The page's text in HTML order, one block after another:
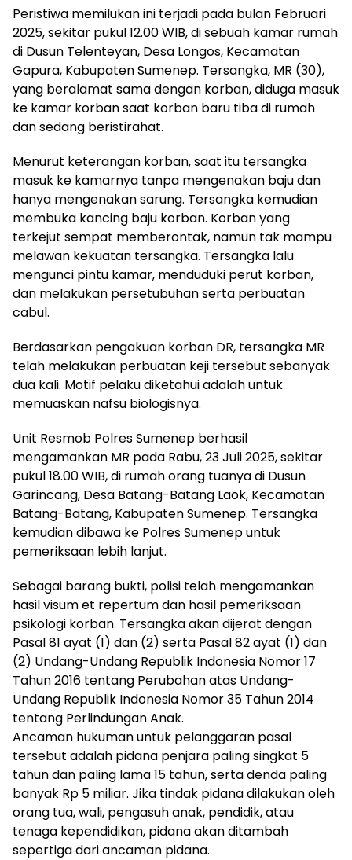
Peristiwa memilukan ini terjadi pada bulan Februari
2025, sekitar pukul 12.00 WIB, di sebuah kamar rumah
di Dusun Telenteyan, Desa Longos, Kecamatan
Gapura, Kabupaten Sumenep. Tersangka, MR (30),
yang beralamat sama dengan korban, diduga masuk
ke kamar korban saat korban baru tiba di rumah
dan sedang beristirahat.
Menurut keterangan korban, saat itu tersangka
masuk ke kamarnya tanpa mengenakan baju dan
hanya mengenakan sarung. Tersangka kemudian
membuka kancing baju korban. Korban yang
terkejut sempat memberontak, namun tak mampu
melawan kekuatan tersangka. Tersangka lalu
mengunci pintu kamar, menduduki perut korban,
dan melakukan persetubuhan serta perbuatan
cabul.
Berdasarkan pengakuan korban DR, tersangka MR
telah melakukan perbuatan keji tersebut sebanyak
dua kali. Motif pelaku diketahui adalah untuk
memuaskan nafsu biologisnya.
Unit Resmob Polres Sumenep berhasil
mengamankan MR pada Rabu, 23 Juli 2025, sekitar
pukul 18.00 WIB, di rumah orang tuanya di Dusun
Garincang, Desa Batang-Batang Laok, Kecamatan
Batang-Batang, Kabupaten Sumenep. Tersangka
kemudian dibawa ke Polres Sumenep untuk
pemeriksaan lebih lanjut.
Sebagai barang bukti, polisi telah mengamankan
hasil visum et repertum dan hasil pemeriksaan
psikologi korban. Tersangka akan dijerat dengan
Pasal 81 ayat (1) dan (2) serta Pasal 82 ayat (1) dan
(2) Undang-Undang Republik Indonesia Nomor 17
Tahun 2016 tentang Perubahan atas Undang-
Undang Republik Indonesia Nomor 35 Tahun 2014
tentang Perlindungan Anak.
Ancaman hukuman untuk pelanggaran pasal
tersebut adalah pidana penjara paling singkat 5
tahun dan paling lama 15 tahun, serta denda paling
banyak Rp 5 miliar. Jika tindak pidana dilakukan oleh
orang tua, wali, pengasuh anak, pendidik, atau
tenaga kependidikan, pidana akan ditambah
sepertiga dari ancaman pidana.